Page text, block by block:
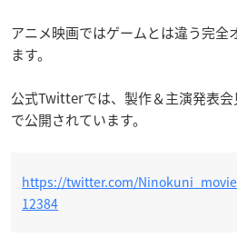
アニメ映画ではゲームとは違う完全
ます。
公式Twitterでは、製作＆主演発表
で公開されています。
https://twitter.com/
12384